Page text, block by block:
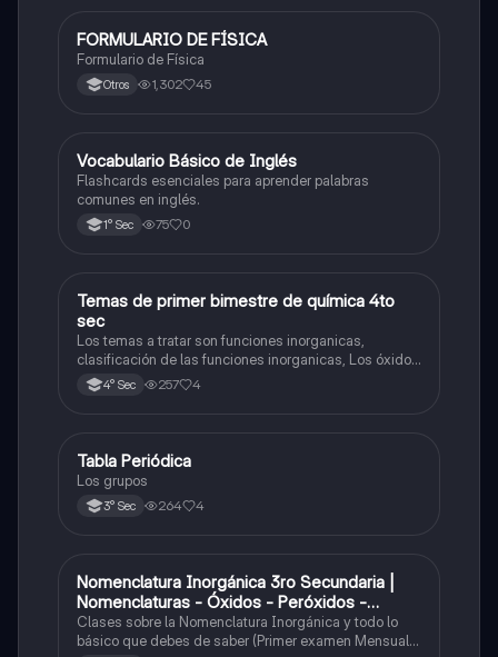
Física
FORMULARIO DE FÍSICA
Formulario de Física
Otros 1,302 45
VInglés
Vocabulario Básico de Inglés
Flashcards esenciales para aprender palabras
comunes en inglés.
1° Sec 75 0
Química
Temas de primer bimestre de química 4to
sec
Los temas a tratar son funciones inorganicas,
clasificación de las funciones inorganicas, Los óxidos
y los óxidos ácidos
4° Sec 257 4
Química
Tabla Periódica
Los grupos
3° Sec 264 4
Química
Nomenclatura Inorgánica 3ro Secundaria |
Nomenclaturas - Óxidos - Peróxidos -
Hidróxido o Bases
Clases sobre la Nomenclatura Inorgánica y todo lo
básico que debes de saber (Primer examen Mensual